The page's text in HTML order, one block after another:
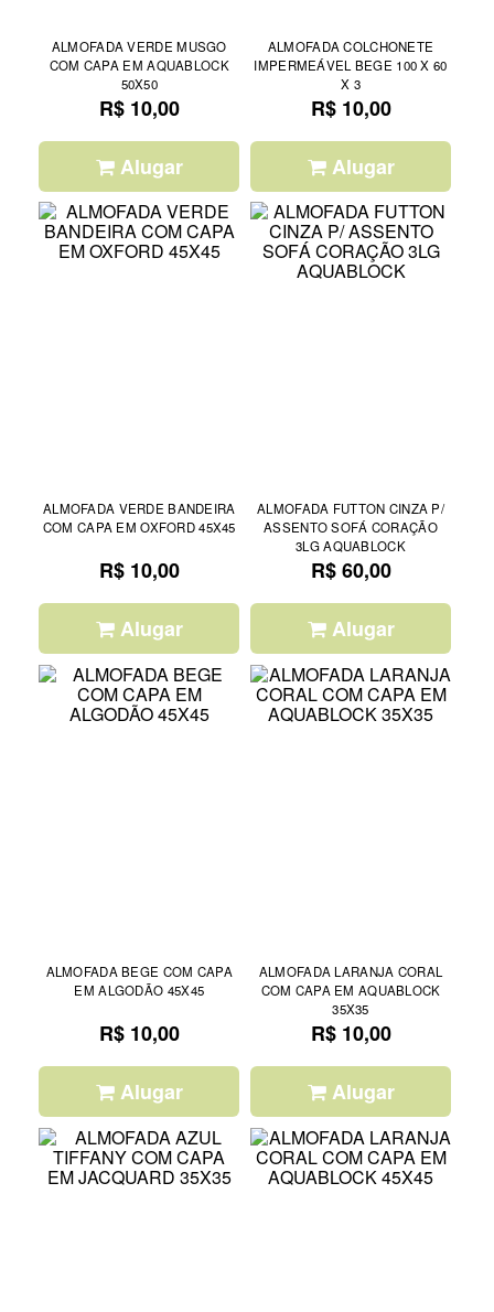
ALMOFADA VERDE MUSGO
COM CAPA EM AQUABLOCK
50X50
R$ 10,00
Alugar
ALMOFADA COLCHONETE
IMPERMEÁVEL BEGE 100 X 60
X 3
R$ 10,00
Alugar
ALMOFADA VERDE BANDEIRA
COM CAPA EM OXFORD 45X45
R$ 10,00
Alugar
ALMOFADA FUTTON CINZA P/
ASSENTO SOFÁ CORAÇÃO
3LG AQUABLOCK
R$ 60,00
Alugar
ALMOFADA BEGE COM CAPA
EM ALGODÃO 45X45
R$ 10,00
Alugar
ALMOFADA LARANJA CORAL
COM CAPA EM AQUABLOCK
35X35
R$ 10,00
Alugar